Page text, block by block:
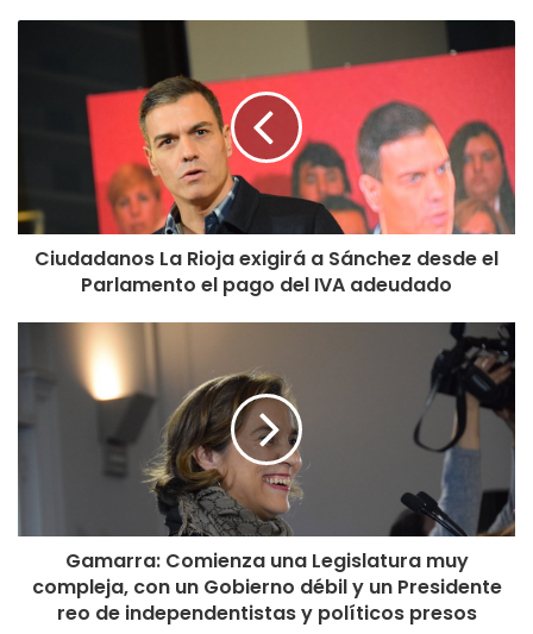
Ciudadanos La Rioja exigirá a Sánchez desde el
Parlamento el pago del IVA adeudado
Gamarra: Comienza una Legislatura muy
compleja, con un Gobierno débil y un Presidente
reo de independentistas y políticos presos